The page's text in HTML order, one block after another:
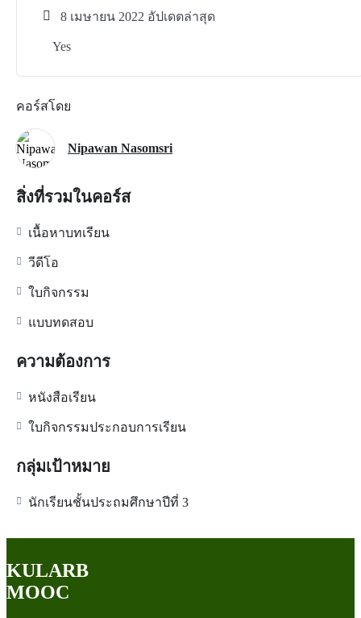
8 เมษายน 2022 อัปเดตล่าสุด
Yes
คอร์สโดย
Nipawan Nasomsri
สิ่งที่รวมในคอร์ส
เนื้อหาบทเรียน
วีดีโอ
ใบกิจกรรม
แบบทดสอบ
ความต้องการ
หนังสือเรียน
ใบกิจกรรมประกอบการเรียน
กลุ่มเป้าหมาย
นักเรียนชั้นประถมศึกษาปีที่ 3
KULARB
MOOC